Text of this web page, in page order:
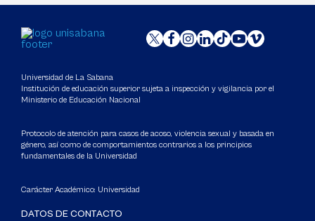
Universidad de La Sabana
Institución de educación superior sujeta a inspección y vigilancia por el
Ministerio de Educación Nacional
Protocolo de atención para casos de acoso, violencia sexual y basada en
género, así como de comportamientos contrarios a los principios
fundamentales de la Universidad
Carácter Académico: Universidad
DATOS DE CONTACTO